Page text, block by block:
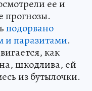
ее и
прогнозы.
подорвано
и паразитами.
как
шкодлива, ей
из бутылочки.